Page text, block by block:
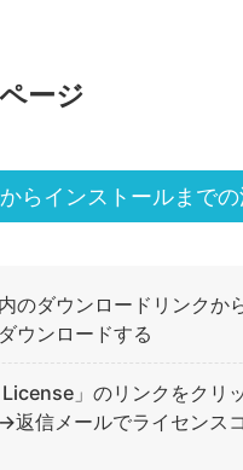
ージ
らインストールまで
のダウンロードリンクか
ウンロードする
License」のリンクをクリ
返信メールでライセンス